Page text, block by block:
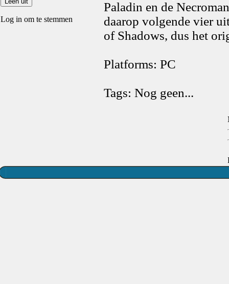
Log in om te stemmen
Paladin en de
daarop volgende vier
of Shadows, dus het
Platforms: PC
Tags: Nog geen...